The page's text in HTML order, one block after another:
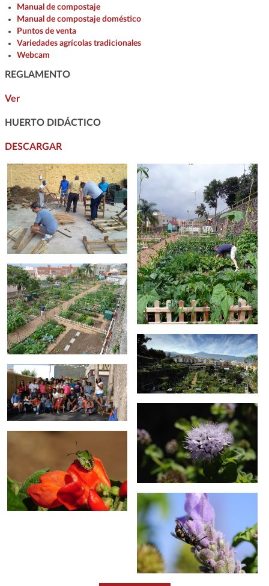
Manual de compostaje
Manual de compostaje doméstico
Puntos de venta
Variedades agrícolas tradicionales
Webcam
REGLAMENTO
Ver
HUERTO DIDÁCTICO
DESCARGAR